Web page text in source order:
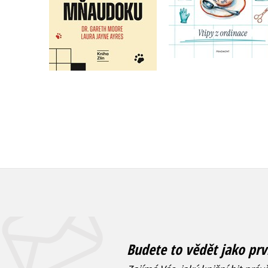
Do košíku
279 Kč
Do košíku
119 Kč
Budete to vědět jako